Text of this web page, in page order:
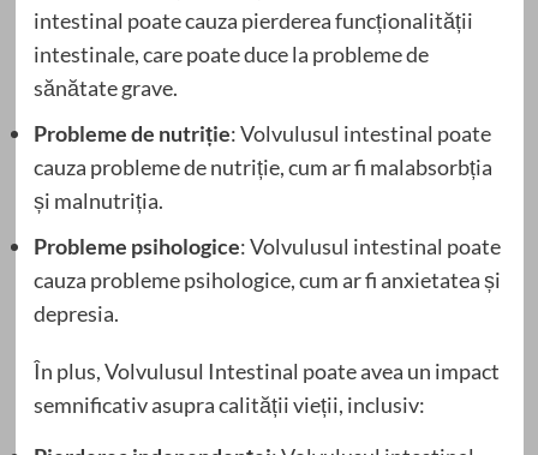
intestinal poate cauza pierderea funcționalității
intestinale, care poate duce la probleme de
sănătate grave.
Probleme de nutriție: Volvulusul intestinal poate
cauza probleme de nutriție, cum ar fi malabsorbția
și malnutriția.
Probleme psihologice: Volvulusul intestinal poate
cauza probleme psihologice, cum ar fi anxietatea și
depresia.
În plus, Volvulusul Intestinal poate avea un impact
semnificativ asupra calității vieții, inclusiv: